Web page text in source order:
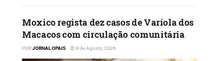
Moxico regista dez casos de Varíola dos
Macacos com circulação comunitária
PORJORNAL OPAIS 8 de Agosto, 2026